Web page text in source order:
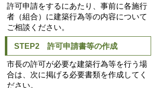
許可申請をするにあたり、事前に各施行
者（組合）に建築行為等の内容について
ご相談ください。
STEP2 許可申請書等の作成
市長の許可が必要な建築行為等を行う場
合は、次に掲げる必要書類を作成してく
ださい。